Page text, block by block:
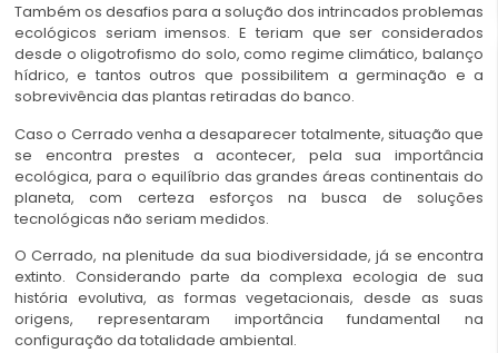
Também os desafios para a solução dos intrincados problemas
ecológicos seriam imensos. E teriam que ser considerados
desde o oligotrofismo do solo, como regime climático, balanço
hídrico, e tantos outros que possibilitem a germinação e a
sobrevivência das plantas retiradas do banco.
Caso o Cerrado venha a desaparecer totalmente, situação que
se encontra prestes a acontecer, pela sua importância
ecológica, para o equilíbrio das grandes áreas continentais do
planeta, com certeza esforços na busca de soluções
tecnológicas não seriam medidos.
O Cerrado, na plenitude da sua biodiversidade, já se encontra
extinto. Considerando parte da complexa ecologia de sua
história evolutiva, as formas vegetacionais, desde as suas
origens, representaram importância fundamental na
configuração da totalidade ambiental.